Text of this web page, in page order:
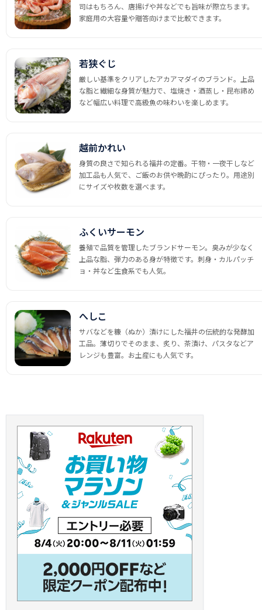
司はもちろん、唐揚げや丼などでも旨味が際立ちます。
家庭用の大容量や贈答向けまで比較できます。
若狭ぐじ
厳しい基準をクリアしたアカアマダイのブランド。上品
な脂と繊細な身質が魅力で、塩焼き・酒蒸し・昆布締め
など幅広い料理で高級魚の味わいを楽しめます。
越前かれい
身質の良さで知られる福井の定番。干物・一夜干しなど
加工品も人気で、ご飯のお供や晩酌にぴったり。用途別
にサイズや枚数を選べます。
ふくいサーモン
養殖で品質を管理したブランドサーモン。臭みが少なく
上品な脂、弾力のある身が特徴です。刺身・カルパッチ
ョ・丼など生食系でも人気。
へしこ
サバなどを糠（ぬか）漬けにした福井の伝統的な発酵加
工品。薄切りでそのまま、炙り、茶漬け、パスタなどア
レンジも豊富。お土産にも人気です。